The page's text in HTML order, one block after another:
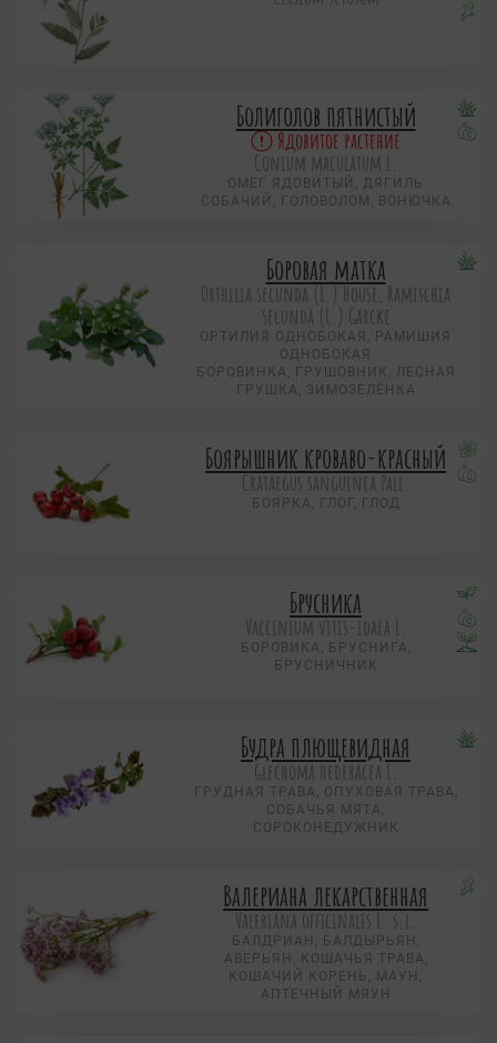
Болиголов пятнистый
Ядовитое растение
Conium maculatum L.
ОМЕГ ЯДОВИТЫЙ, ДЯГИЛЬ
СОБАЧИЙ, ГОЛОВОЛОМ, ВОНЮЧКА
Боровая матка
Orthilia secunda (L.) House, Ramischia
secunda (L.) Garсke
ОРТИЛИЯ ОДНОБОКАЯ, РАМИШИЯ
ОДНОБОКАЯ
БОРОВИНКА, ГРУШОВНИК, ЛЕСНАЯ
ГРУШКА, ЗИМОЗЕЛЁНКА
Боярышник кроваво-красный
Crataegus sanguinea Pall.
БОЯРКА, ГЛОГ, ГЛОД
Брусника
Vaccinium vitis-idaea L.
БОРОВИКА, БРУСНИГА,
БРУСНИЧНИК
Будра плющевидная
Glechoma hederacea L.
ГРУДНАЯ ТРАВА, ОПУХОВАЯ ТРАВА,
СОБАЧЬЯ МЯТА,
СОРОКОНЕДУЖНИК
Валериана лекарственная
Valeriana officinalis L. s.l.
БАЛДРИАН, БАЛДЫРЬЯН,
АВЕРЬЯН, КОШАЧЬЯ ТРАВА,
КОШАЧИЙ КОРЕНЬ, МАУН,
АПТЕЧНЫЙ МЯУН